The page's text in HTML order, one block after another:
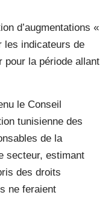
d’augmentations «
les indicateurs de
pour la période allant
le Conseil
tunisienne des
de la
secteur, estimant
des droits
ne feraient